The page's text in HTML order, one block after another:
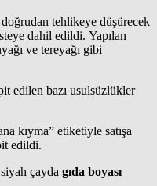
tehlikeye düşürecek
dahil edildi. Yapılan
ve tereyağı gibi
edilen bazı usulsüzlükler
kıyma” etiketiyle satışa
edildi.
çayda gıda boyası